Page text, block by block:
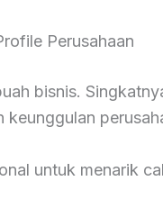
Perusahaan
bisnis.
untuk menarik